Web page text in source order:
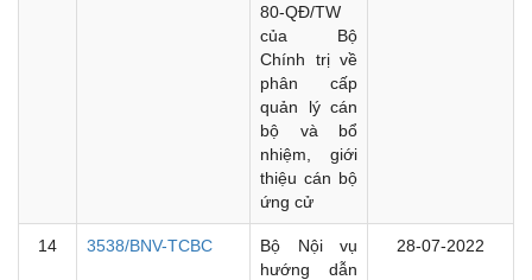
80-QĐ/TW
của Bộ
Chính trị về
phân cấp
quản lý cán
bộ và bổ
nhiệm, giới
thiệu cán bộ
ứng cử
14 3538/BNV-TCBC
Bộ Nội vụ
hướng dẫn
28-07-2022